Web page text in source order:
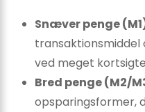
Snæver penge
ved meget
Bred penge (M2/
opsparingsformer,